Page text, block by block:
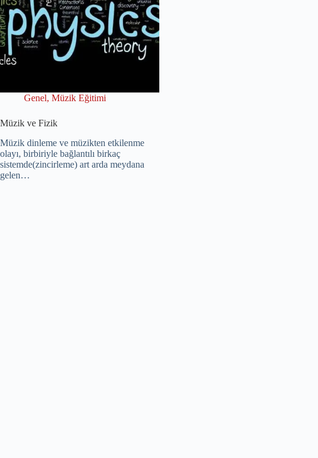
Genel, Müzik Eğitimi
Müzik ve Fizik
Müzik dinleme ve müzikten etkilenme
olayı, birbiriyle bağlantılı birkaç
sistemde(zincirleme) art arda meydana
gelen…